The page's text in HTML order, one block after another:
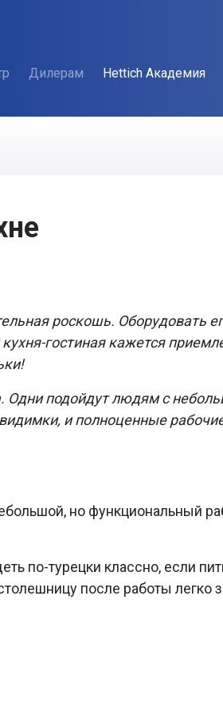
Дилерам Hettich Академия
роскошь. Оборудовать
гостиная кажется
подойдут людям с
и полноценные
но функциональный
по-турецки классно, если
после работы легко